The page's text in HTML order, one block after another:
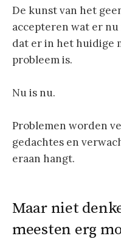
De kunst van het
accepteren wat er
dat er in het huidige
probleem is.
Nu is nu.
Problemen worden
gedachtes en
eraan hangt.
Maar niet
meesten erg